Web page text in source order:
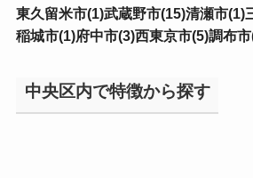
東久留米市(1)武蔵野市(15)清瀬市(1)
稲城市(1)府中市(3)西東京市(5)調布
中央区内で特徴から探す